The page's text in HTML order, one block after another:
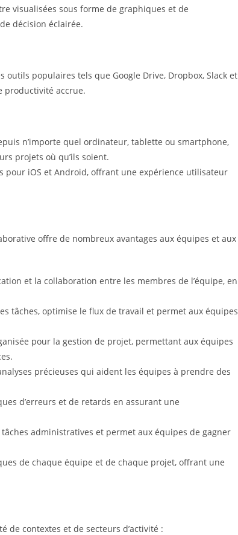
visualisées sous forme de graphiques et de
décision éclairée.
outils populaires tels que Google Drive, Dropbox, Slack et
productivité accrue.
n’importe quel ordinateur, tablette ou smartphone,
projets où qu’ils soient.
pour iOS et Android, offrant une expérience utilisateur
offre de nombreux avantages aux équipes et aux
et la collaboration entre les membres de l’équipe, en
tâches, optimise le flux de travail et permet aux équipes
pour la gestion de projet, permettant aux équipes
précieuses qui aident les équipes à prendre des
d’erreurs et de retards en assurant une
administratives et permet aux équipes de gagner
de chaque équipe et de chaque projet, offrant une
contextes et de secteurs d’activité :